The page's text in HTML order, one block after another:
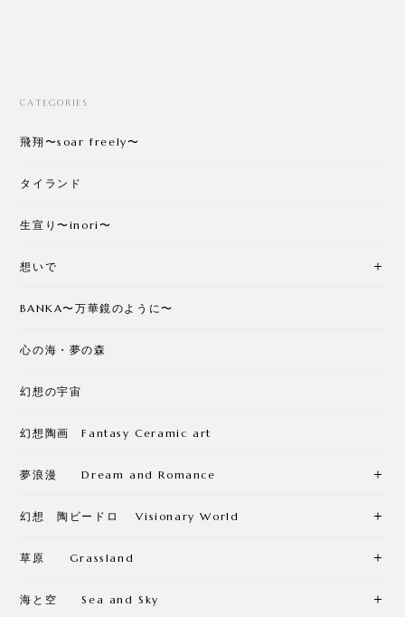
CATEGORIES
飛翔〜soar freely〜
タイランド
生宣り〜inori〜
想いで
BANKA〜万華鏡のように〜
心の海・夢の森
幻想の宇宙
幻想陶画 Fantasy Ceramic art
夢浪漫 Dream and Romance
幻想 陶ビードロ Visionary World
草原 Grassland
海と空 Sea and Sky